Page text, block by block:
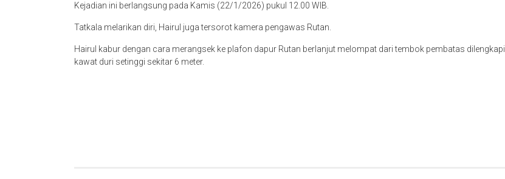
Kejadian ini berlangsung pada Kamis (22/1/2026) pukul 12.00 WIB.
Tatkala melarikan diri, Hairul juga tersorot kamera pengawas Rutan.
Hairul kabur dengan cara merangsek ke plafon dapur Rutan berlanjut melompat dari tembok pembatas dilengkapi
kawat duri setinggi sekitar 6 meter.